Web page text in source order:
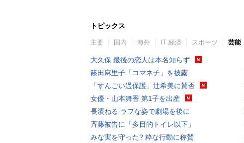
トピックス
主要 国内 海外 IT 経済 スポーツ 芸能
大久保 最後の恋人は本名知らず
篠田麻里子「コマネチ」を披露
「すんごい過保護」辻希美に賛否
女優・山本舞香 第1子を出産
長濱ねる ラフな姿で劇場を後に
斉藤被告に「多目的トイレ以下」
みな実を守った? 粋な行動に称賛